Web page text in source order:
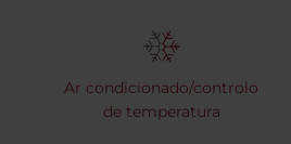
Ar condicionado/controlo
de temperatura